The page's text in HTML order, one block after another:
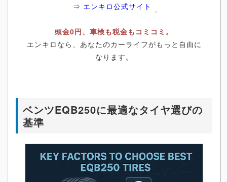
⇒ エンキロ公式サイト
頭金0円、車検も税金もコミコミ。
エンキロなら、あなたのカーライフがもっと自由に
なります。
ベンツEQB250に最適なタイヤ選びの
基準